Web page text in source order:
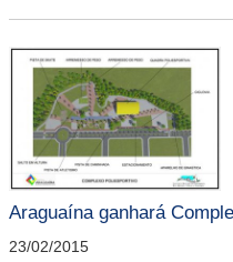
Araguaína ganhará
23/02/2015